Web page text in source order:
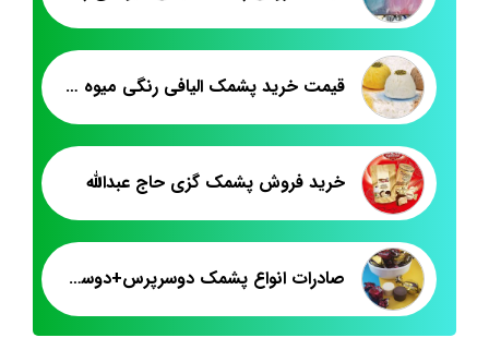
قیمت خرید پشمک الیافی رنگی میوه ای میکس
خرید فروش پشمک گزی حاج عبدالله
صادرات انواع پشمک دوسرپرس+دوسرپیچ شکلاتی